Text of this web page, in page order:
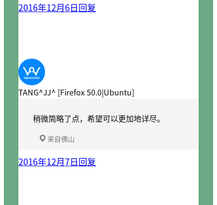
2016年12月6日回复
TANG^JJ^ [Firefox 50.0|Ubuntu]
稍微简略了点，希望可以更加地详尽。
来自佛山
2016年12月7日回复